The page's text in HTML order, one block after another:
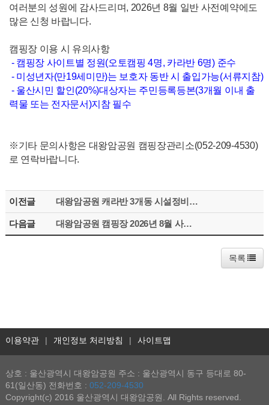
여러분의 성원에 감사드리며, 2026년 8월 일반 사전예약에도
많은 신청 바랍니다.
캠핑장 이용 시 유의사항
- 캠핑장 사이트별 정원(오토캠핑 4명, 카라반 6명) 준수
- 미성년자(만19세미만)는 보호자 동반 시 출입가능(서류지참)
- 울산시민 할인(20%)대상자는 주민등록등본(3개월 이내 출
력물 또는 전자문서)지참 필수
※기타 문의사항은 대왕암공원 캠핑장관리소(052-209-4530)
로 연락바랍니다.
이전글 대왕암공원 캐라반 3개동 시설정비 안내
다음글 대왕암공원 캠핑장 2026년 8월 사전예약 안내
목록
이용약관 | 개인정보 처리방침 | 사이트맵
상호 : 울산광역시 대왕암공원 주소 : 울산광역시 동구 등대로 80-
61(일산동) 전화번호 : 052-209-4530
Copyright(c) 2016 울산광역시 대왕암공원. All Rights reserved.